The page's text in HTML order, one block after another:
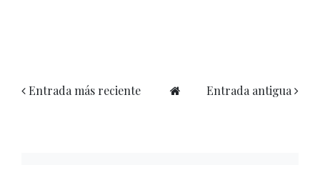
Entrada más reciente Entrada antigua